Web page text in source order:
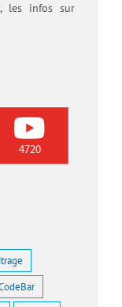
les infos sur
4720